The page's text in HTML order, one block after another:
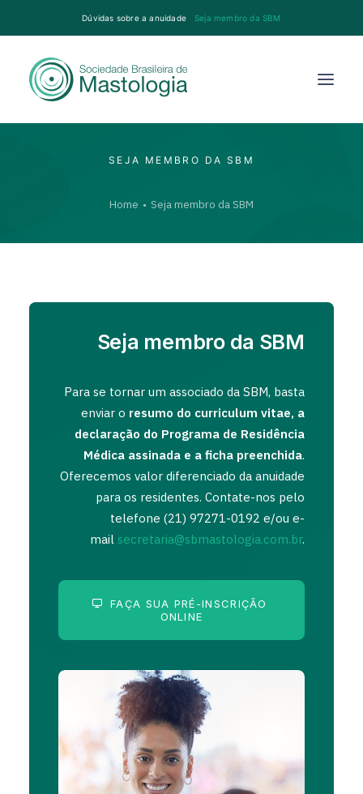
Dúvidas sobre a anuidade Seja membro da SBM
SEJA MEMBRO DA SBM
Home Seja membro da SBM
Seja membro da SBM
Para se tornar um associado da SBM, basta
enviar o resumo do curriculum vitae, a
declaração do Programa de Residência
Médica assinada e a ficha preenchida.
Oferecemos valor diferenciado da anuidade
para os residentes. Contate-nos pelo
telefone (21) 97271-0192 e/ou e-
mail secretaria@sbmastologia.com.br.
FAÇA SUA PRÉ-INSCRIÇÃO
ONLINE